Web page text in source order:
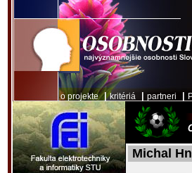
o projekte|kritériá partneri
Michal